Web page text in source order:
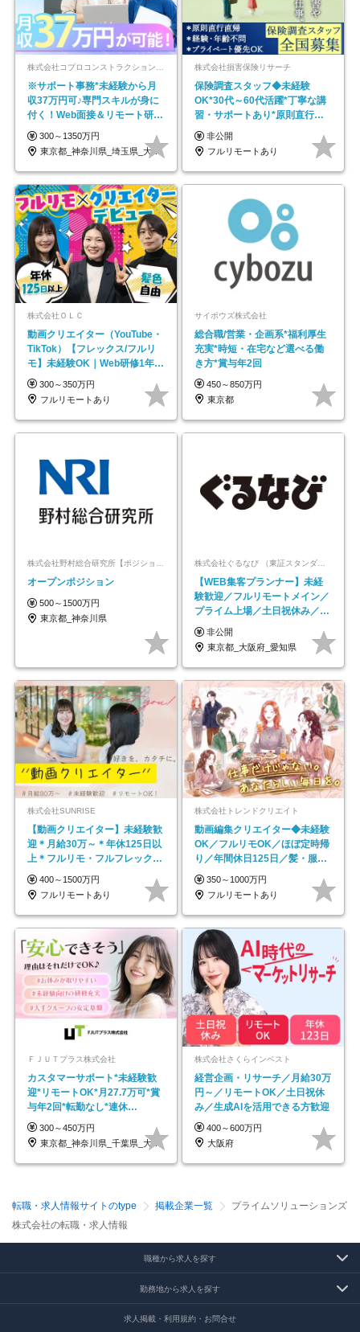
※サポート事務*未経験から月
収37万円可♪専門スキルが身に
付く！Web面接＆リモート研修
も充実♪/a
300～1350万円
東京都_神奈川県_埼玉県_大阪府_愛知県…
株式会社損害保険リサーチ
保険調査スタッフ◆未経験
OK*30代～60代活躍*丁寧な講
習・サポートあり*原則直行直
帰／全国募集・業務委託
非公開
フルリモートあり
株式会社ＯＬＣ
動画クリエイター（YouTube・
TikTok）【フレックス/フルリ
モ】未経験OK｜Web研修1年間
｜副業OK
300～350万円
フルリモートあり
サイボウズ株式会社
総合職/営業・企画系*福利厚生
充実*時短・在宅など選べる働
き方*賞与年2回
450～850万円
東京都
オープンポジション
500～1500万円
東京都_神奈川県
株式会社ぐるなび （東証スタンダード上場）
【WEB集客プランナー】未経
験歓迎／フルリモートメイン／
プライム上場／土日祝休み／東
京・大阪・名古屋
非公開
東京都_大阪府_愛知県
株式会社SUNRISE
【動画クリエイター】未経験歓
迎＊月給30万～＊年休125日以
上＊フルリモ・フルフレックス
◆10名の採用が決定◆
400～1500万円
フルリモートあり
株式会社トレンドクリエイト
動画編集クリエイター◆未経験
OK／フルリモOK／ほぼ定時帰
り／年間休日125日／髪・服・
ネイル自由／副業OK
350～1000万円
フルリモートあり
ＦＪＵＴプラス株式会社
カスタマーサポート*未経験歓
迎*リモートOK*月27.7万可*賞
与年2回*転勤なし*連休
OK/ZE010232
300～450万円
東京都_神奈川県_千葉県_大阪府_愛知県…
株式会社さくらインベスト
経営企画・リサーチ／月給30万
円～／リモートOK／土日祝休
み／生成AIを活用できる方歓迎
400～600万円
大阪府
転職・求人情報サイトのtype 掲載企業一覧
プライムソリューションズ
株式会社の転職・求人情報
職種から求人を探す
勤務地から求人を探す
求人掲載・利用規約・お問合せ